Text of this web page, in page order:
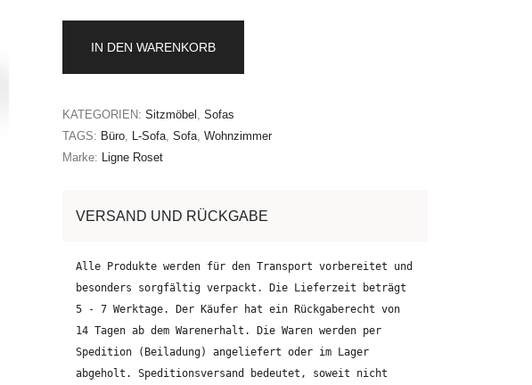
IN DEN WARENKORB
KATEGORIEN: Sitzmöbel , Sofas
TAGS: Büro, L-Sofa, Sofa, Wohnzimmer
Marke: Ligne Roset
VERSAND UND RÜCKGABE
Alle Produkte werden für den Transport vorbereitet und
besonders sorgfältig verpackt. Die Lieferzeit beträgt
5 - 7 Werktage. Der Käufer hat ein Rückgaberecht von
14 Tagen ab dem Warenerhalt. Die Waren werden per
Spedition (Beiladung) angeliefert oder im Lager
abgeholt. Speditionsversand bedeutet, soweit nicht